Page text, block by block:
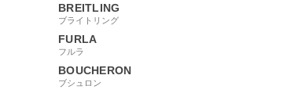
BREITLING
ブライトリング
FURLA
フルラ
BOUCHERON
ブシュロン